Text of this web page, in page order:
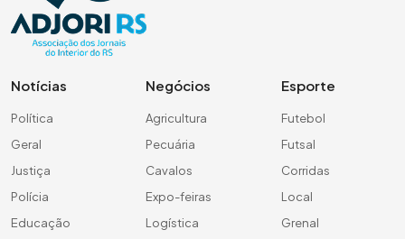
Notícias
Política
Geral
Justiça
Polícia
Educação
Negócios
Agricultura
Pecuária
Cavalos
Expo-feiras
Logística
Esporte
Futebol
Futsal
Corridas
Local
Grenal